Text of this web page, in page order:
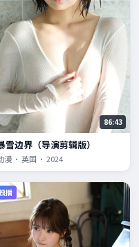
86:43
雪边界（导演剪辑版）
漫 · 英国 · 2024
播